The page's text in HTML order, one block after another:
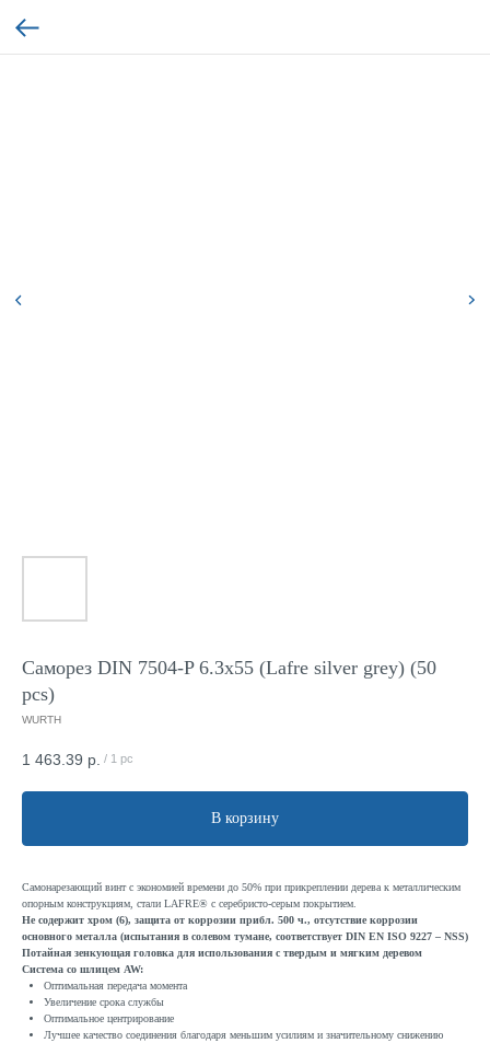
Саморез DIN 7504-P 6.3x55 (Lafre silver grey) (50
pcs)
WURTH
1 463.39 р. / 1 pc
В корзину
Самонарезающий винт с экономией времени до 50% при прикреплении дерева к металлическим
опорным конструкциям, стали LAFRE® с серебристо-серым покрытием.
Не содержит хром (6), защита от коррозии прибл. 500 ч., отсутствие коррозии
основного металла (испытания в солевом тумане, соответствует DIN EN ISO 9227 – NSS)
Потайная зенкующая головка для использования с твердым и мягким деревом
Система со шлицем AW:
Оптимальная передача момента
Увеличение срока службы
Оптимальное центрирование
Лучшее качество соединения благодаря меньшим усилиям и значительному снижению